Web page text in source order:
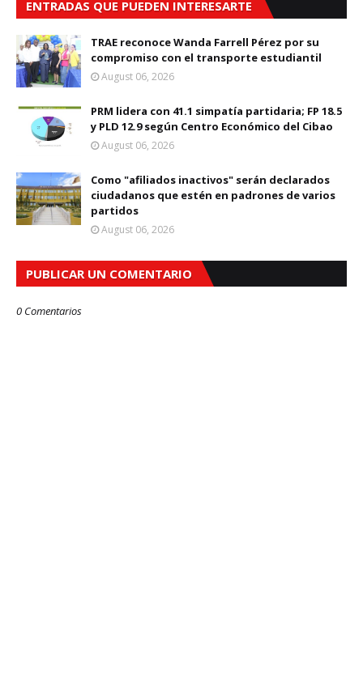
ENTRADAS QUE PUEDEN INTERESARTE
TRAE reconoce Wanda Farrell Pérez por su
compromiso con el transporte estudiantil
August 06, 2026
PRM lidera con 41.1 simpatía partidaria; FP 18.5
y PLD 12.9 según Centro Económico del Cibao
August 06, 2026
Como "afiliados inactivos" serán declarados
ciudadanos que estén en padrones de varios
partidos
August 06, 2026
PUBLICAR UN COMENTARIO
0 Comentarios